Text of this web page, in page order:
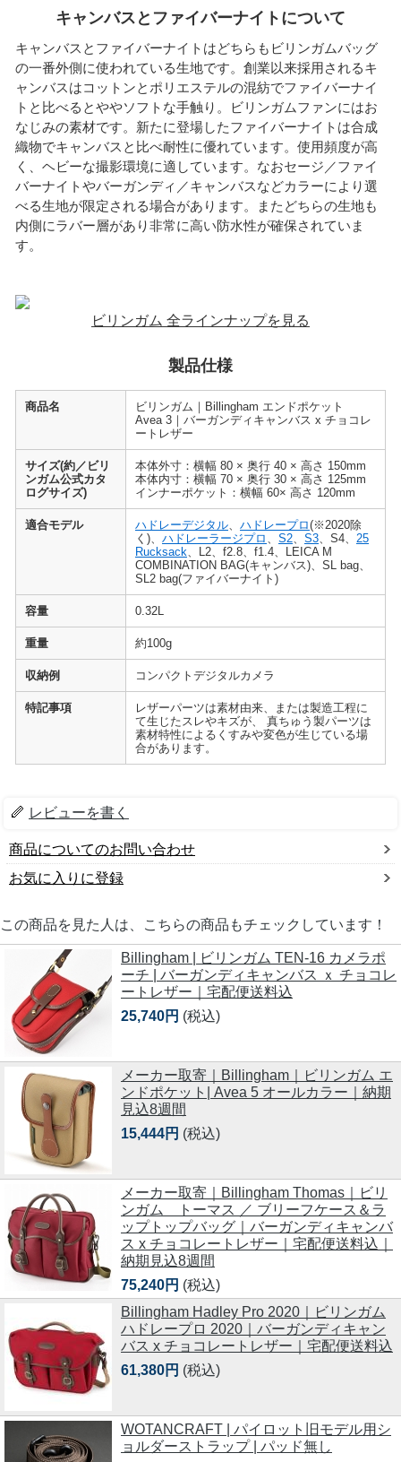
キャンバスとファイバーナイトについて
キャンバスとファイバーナイトはどちらもビリンガムバッグ
の一番外側に使われている生地です。創業以来採用されるキ
ャンバスはコットンとポリエステルの混紡でファイバーナイ
トと比べるとややソフトな手触り。ビリンガムファンにはお
なじみの素材です。新たに登場したファイバーナイトは合成
織物でキャンバスと比べ耐性に優れています。使用頻度が高
く、ヘビーな撮影環境に適しています。なおセージ／ファイ
バーナイトやバーガンディ／キャンバスなどカラーにより選
べる生地が限定される場合があります。またどちらの生地も
内側にラバー層があり非常に高い防水性が確保されていま
す。
ビリンガム 全ラインナップを見る
製品仕様
商品名
ビリンガム｜Billingham エンドポケット
Avea 3｜バーガンディキャンバス x チョコレ
ートレザー
サイズ(約／ビリ
ンガム公式カタ
ログサイズ)
本体外寸：横幅 80 × 奥行 40 × 高さ 150mm
本体内寸：横幅 70 × 奥行 30 × 高さ 125mm
インナーポケット：横幅 60× 高さ 120mm
適合モデル ハドレーデジタル、 ハドレープロ(※2020除
く)、 ハドレーラージプロ 、 S2、 S3、S4、 25
Rucksack、L2、f2.8、f1.4、LEICA M
COMBINATION BAG(キャンバス)、SL bag、
SL2 bag(ファイバーナイト)
容量 0.32L
重量 約100g
収納例 コンパクトデジタルカメラ
特記事項
レザーパーツは素材由来、または製造工程に
て生じたスレやキズが、 真ちゅう製パーツは
素材特性によるくすみや変色が生じている場
合があります。
レビューを書く
商品についてのお問い合わせ
お気に入りに登録
この商品を見た人は、こちらの商品もチェックしています！
Billingham | ビリンガム TEN-16 カメラポ
ーチ | バーガンディキャンバス ｘ チョコレ
ートレザー｜宅配便送料込
25,740円 (税込)
メーカー取寄｜Billingham｜ビリンガム エ
ンドポケット| Avea 5 オールカラー｜納期
見込8週間
15,444円 (税込)
メーカー取寄｜Billingham Thomas｜ビリ
ンガム トーマス ／ ブリーフケース＆ラ
ップトップバッグ｜バーガンディキャンバ
ス x チョコレートレザー｜宅配便送料込｜
納期見込8週間
75,240円 (税込)
Billingham Hadley Pro 2020｜ビリンガム
ハドレープロ 2020｜バーガンディキャン
バス x チョコレートレザー｜宅配便送料込
61,380円 (税込)
WOTANCRAFT | パイロット旧モデル用シ
ョルダーストラップ | パッド無し